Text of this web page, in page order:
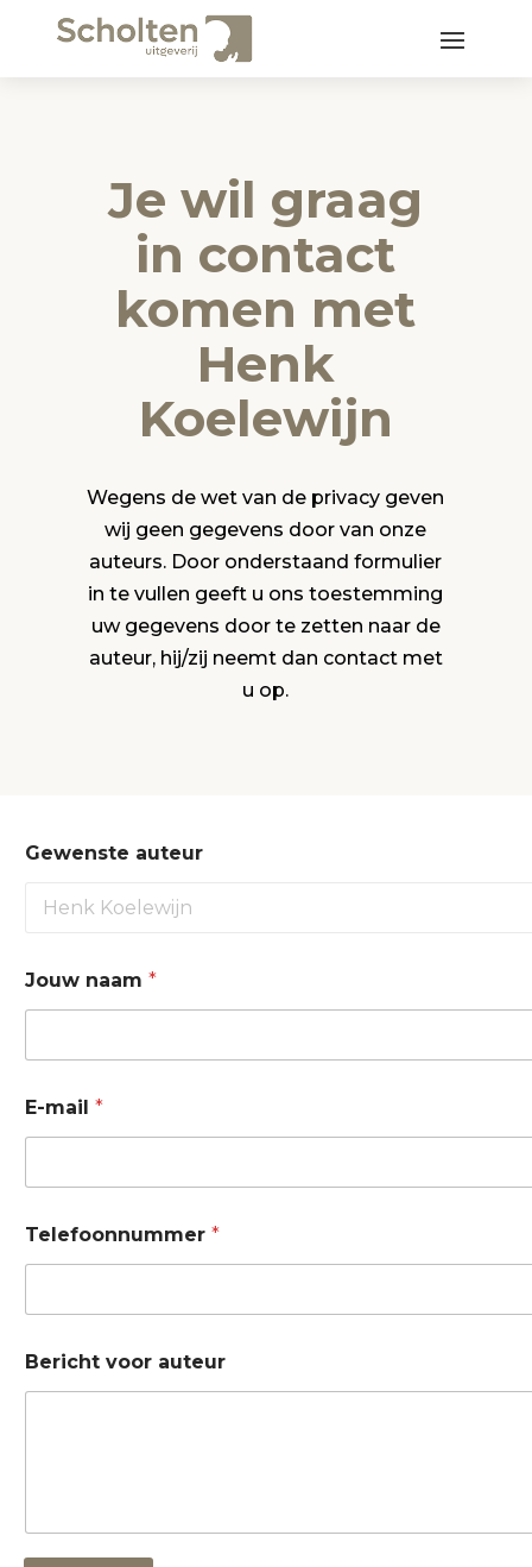
Je wil graag
in contact
komen met
Henk
Koelewijn
Wegens de wet van de privacy geven
wij geen gegevens door van onze
auteurs. Door onderstaand formulier
in te vullen geeft u ons toestemming
uw gegevens door te zetten naar de
auteur, hij/zij neemt dan contact met
u op.
Gewenste auteur
Jouw naam *
e
r
t
*
n
a
E-mail *
Telefoonnummer *
Bericht voor auteur